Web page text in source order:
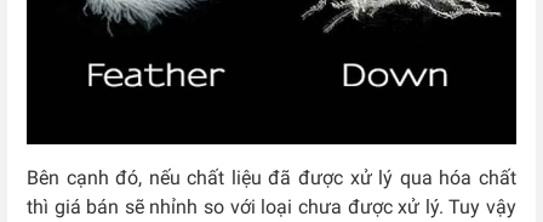
Bên cạnh đó, nếu chất liệu đã được xử lý qua hóa chất
thì giá bán sẽ nhỉnh so với loại chưa được xử lý. Tuy vậy